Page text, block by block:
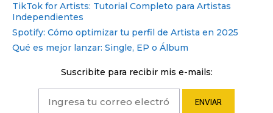
TikTok for Artists: Tutorial Completo para Artistas
Independientes
Spotify: Cómo optimizar tu perfil de Artista en 2025
Qué es mejor lanzar: Single, EP o Álbum
Suscribite para recibir mis e-mails: